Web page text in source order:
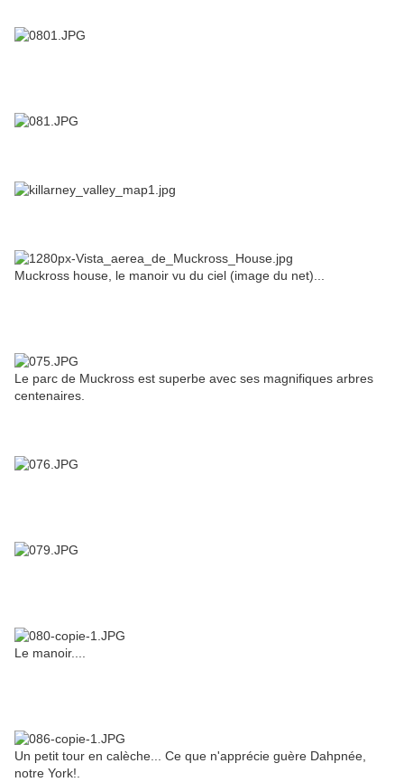
Muckross house, le manoir vu du ciel (image du net)...
Le parc de Muckross est superbe avec ses magnifiques arbres
centenaires.
Le manoir....
Un petit tour en calèche... Ce que n'apprécie guère Dahpnée,
notre York!.